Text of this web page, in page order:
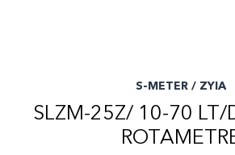
S-METER / ZYIA
SLZM-25Z/ 10-70 LT/